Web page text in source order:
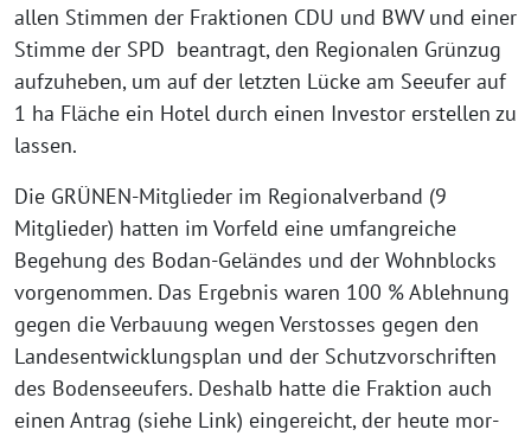
allen Stimmen der Fraktionen CDU und BWV und einer
Stimme der SPD bean­tragt, den Regionalen Grünzug
auf­zu­he­ben, um auf der letz­ten Lücke am Seeufer auf
1 ha Fläche ein Hotel durch einen Investor erstel­len zu
lassen.
Die GRÜNEN-Mitglieder im Regionalverband (9
Mitglieder) hat­ten im Vorfeld eine umfang­rei­che
Begehung des Bodan-Geländes und der Wohnblocks
vor­ge­nom­men. Das Ergebnis waren 100 % Ablehnung
gegen die Verbauung wegen Verstosses gegen den
Landesentwicklungsplan und der Schutzvorschriften
des Bodenseeufers. Deshalb hat­te die Fraktion auch
einen Antrag (sie­he Link) ein­ge­reicht, der heu­te mor­